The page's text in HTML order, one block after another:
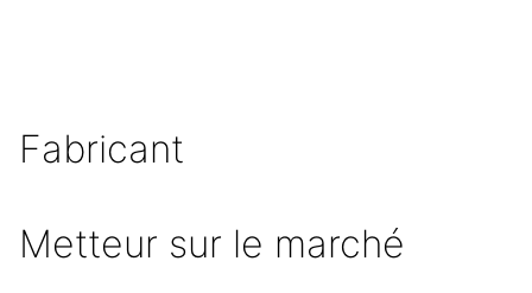
Fabricant
Metteur sur le marché